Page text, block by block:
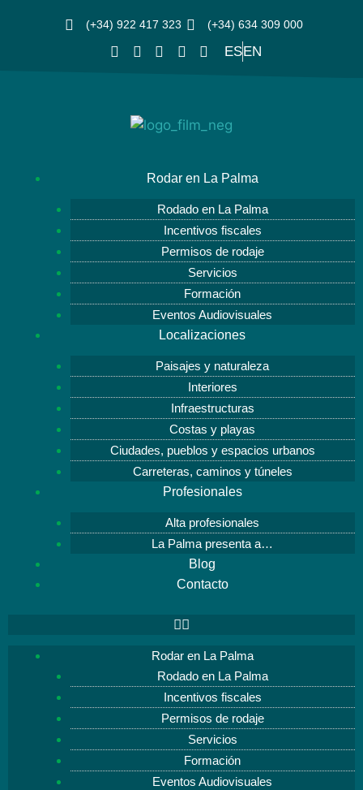
(+34) 922 417 323 (+34) 634 309 000
ESEN
Rodar en La Palma
Rodado en La Palma
Incentivos fiscales
Permisos de rodaje
Servicios
Formación
Eventos Audiovisuales
Localizaciones
Paisajes y naturaleza
Interiores
Infraestructuras
Costas y playas
Ciudades, pueblos y espacios urbanos
Carreteras, caminos y túneles
Profesionales
Alta profesionales
La Palma presenta a…
Blog
Contacto
Rodar en La Palma
Rodado en La Palma
Incentivos fiscales
Permisos de rodaje
Servicios
Formación
Eventos Audiovisuales